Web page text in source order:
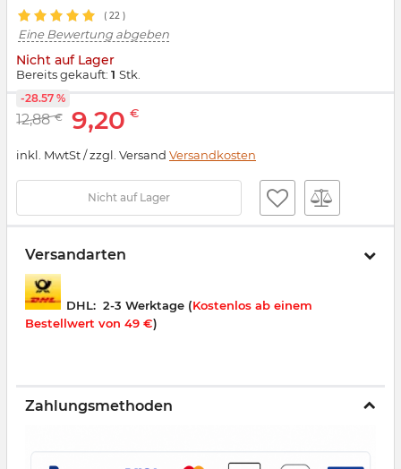
( 22 )
Eine Bewertung abgeben
Nicht auf Lager
Bereits gekauft: 1 Stk.
12,88 € 9,20 €
-28.57 %
inkl. MwtSt / zzgl. Versand Versandkosten
Nicht auf Lager
Versandarten
DHL: 2-3 Werktage (Kostenlos ab einem
Bestellwert von 49 €)
Zahlungsmethoden